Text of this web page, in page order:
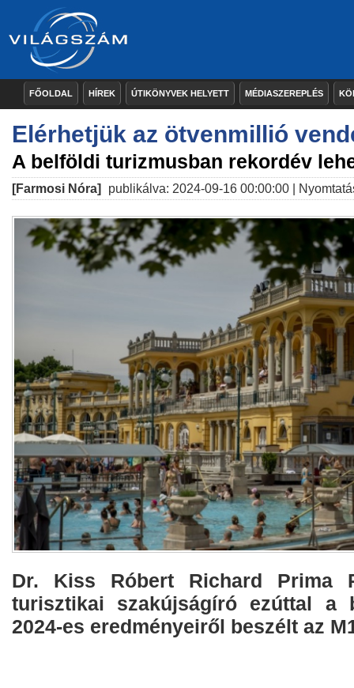
FŐOLDAL HÍREK ÚTIKÖNYVEK HELYETT MÉDIASZEREPLÉS
Elérhetjük az ötvenmillió
A belföldi turizmusban rekordév
[Farmosi Nóra] publikálva: 2024-09-16 00:00:00 |
Dr. Kiss Róbert Richard Prima
turisztikai szakújságíró ezúttal a
2024-es eredményeiről beszélt az